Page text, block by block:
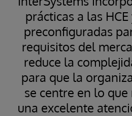
prácticas a las
preconfiguradas
requisitos del
reduce la
para que la
se centre en lo
una excelente